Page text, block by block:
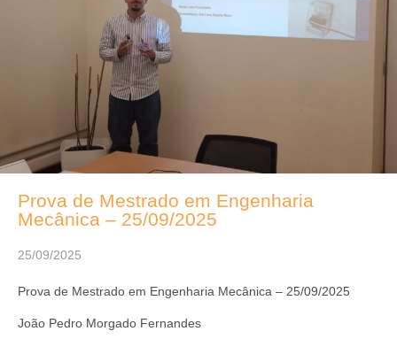
Prova de Mestrado em Engenharia
Mecânica – 25/09/2025
25/09/2025
Prova de Mestrado em Engenharia Mecânica – 25/09/2025
João Pedro Morgado Fernandes